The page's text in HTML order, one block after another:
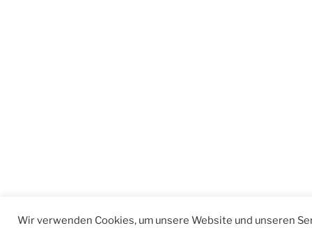
Wir verwenden Cookies, um unsere Website und unseren